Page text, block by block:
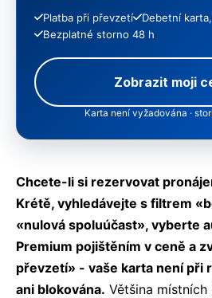
Platba při převzetí
Debetní
Bezplatné storno 48 h
Zobrazit moji
Karta není vyžadována ·
Chcete-li si rezervovat
Krétě, vyhledávejte s filtrem
«nulová spoluúčast», vyberte
Premium pojištěním v ceně a
převzetí» - vaše karta není při
ani blokována. Většina